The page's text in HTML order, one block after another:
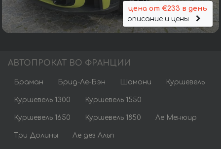
цена от €233 в день
описание и цены
АВТОПРОКАТ ВО ФРАНЦИИ
Браман Брид-Ле-Бэн Шамони Куршевель
Куршевель 1300 Куршевель 1550
Куршевель 1650 Куршевель 1850 Ле Менюир
Три Долины Ле дез Альп